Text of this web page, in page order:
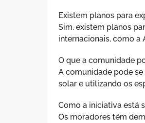
Existem planos para
Sim, existem planos
internacionais, como a
O que a comunidade
A comunidade pode
solar e utilizando os
Como a iniciativa está
Os moradores têm